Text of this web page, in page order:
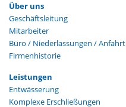
überspringen
Über uns
Geschäftsleitung
Mitarbeiter
Büro / Niederlassungen / Anfahrt
Firmenhistorie
überspringen
Leistungen
Entwässerung
Komplexe Erschließungen